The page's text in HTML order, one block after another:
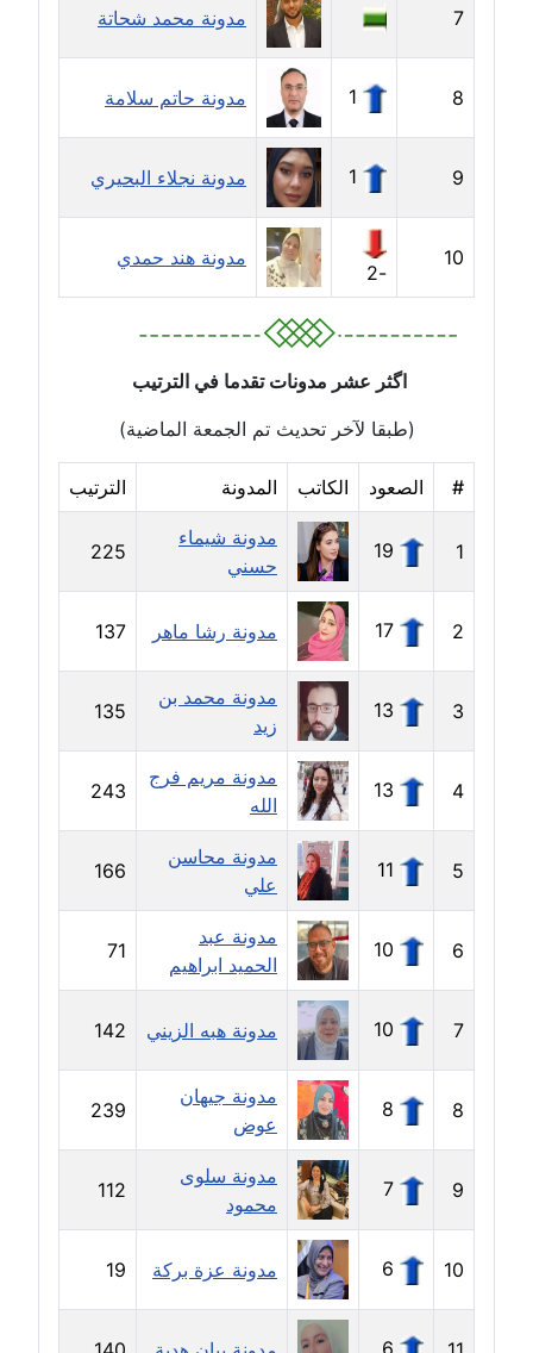
مدونة جهاد عبد الحميد
مدونة جهاد غازي
عاملة
مدونة جواد الحربي
عاملة
مدونة جيهان عفيفي
عاملة
مدونة جيهان عوض
عاملة
مدونة حاتم سلامة
عاملة
مدونة حجازي يونس
عاملة
مدونة حسن رجب
مدونة حسن غريب
معلق
مدونة حسن محي الدين
متوفي
مدونة حسين العلي
عاملة
مدونة حسين درمشاكي
عاملة
مدونة حلا عادل
عاملة
مدونة حنان الهواري
عاملة
مدونة حنان صلاح الدين
عاملة
7 مدونة محمد شحاتة
8
1 مدونة حاتم سلامة
9
1 مدونة نجلاء البحيري
10
-2
مدونة هند حمدي
اگثر عشر مدونات تقدما في الترتيب
(طبقا لآخر تحديث تم الجمعة الماضية)
# الصعود الكاتب المدونة الترتيب
1
19
مدونة شيماء
حسني
225
2
17 مدونة رشا ماهر 137
3
13
مدونة محمد بن
زيد
135
4
13
مدونة مريم فرج
الله
243
5
11
مدونة محاسن
علي
166
6
10
مدونة عبد
الحميد ابراهيم
71
7
10 مدونة هبه الزيني 142
8
8
مدونة جيهان
عوض
239
9
7
مدونة سلوى
محمود
112
10
6 مدونة عزة بركة 19